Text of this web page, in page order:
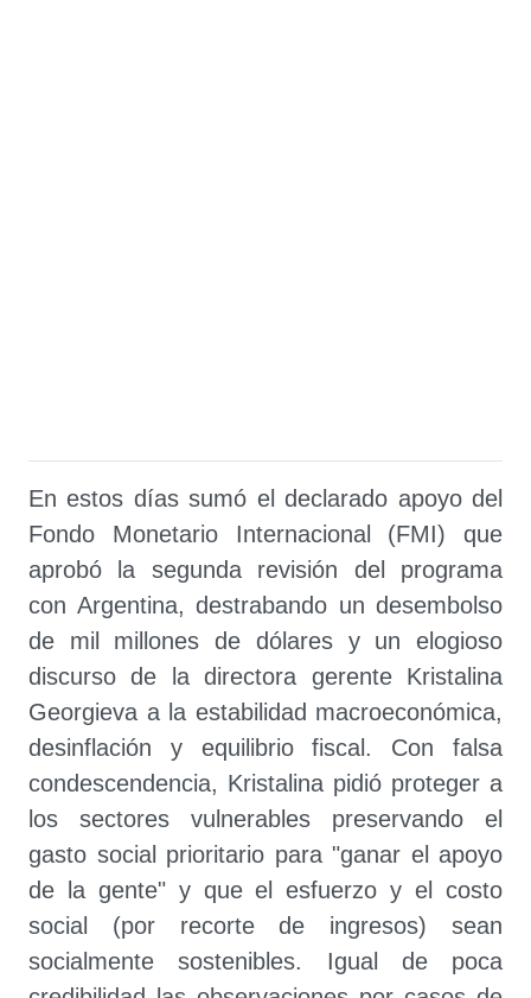
En estos días sumó el declarado apoyo del
Fondo Monetario Internacional (FMI) que
aprobó la segunda revisión del programa
con Argentina, destrabando un desembolso
de mil millones de dólares y un elogioso
discurso de la directora gerente Kristalina
Georgieva a la estabilidad macroeconómica,
desinflación y equilibrio fiscal. Con falsa
condescendencia, Kristalina pidió proteger a
los sectores vulnerables preservando el
gasto social prioritario para "ganar el apoyo
de la gente" y que el esfuerzo y el costo
social (por recorte de ingresos) sean
socialmente sostenibles. Igual de poca